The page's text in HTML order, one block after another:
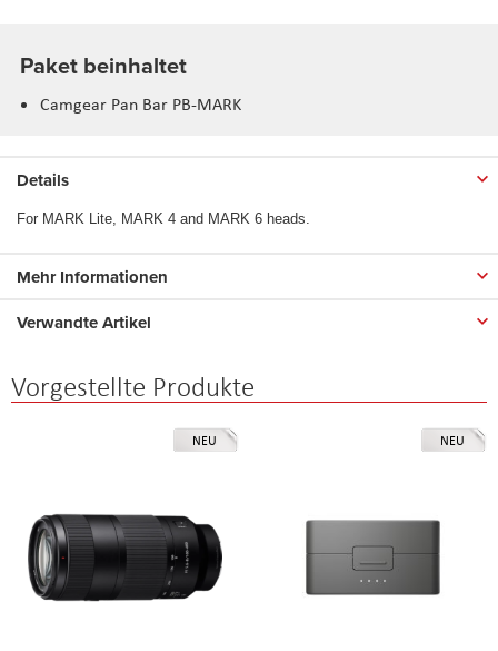
Paket beinhaltet
Camgear Pan Bar PB-MARK
Details
For MARK Lite, MARK 4 and MARK 6 heads.
Mehr Informationen
Verwandte Artikel
Vorgestellte Produkte
NEU NEU